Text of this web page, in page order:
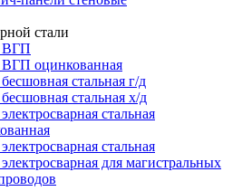
стали
ВГП
ВГП оцинкованная
стальная г/д
стальная х/д
стальная
стальная
для магистральных